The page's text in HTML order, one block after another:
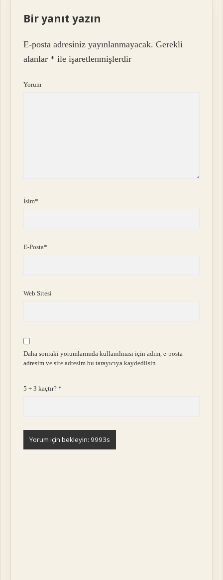
Bir yanıt yazın
E-posta adresiniz yayınlanmayacak. Gerekli
alanlar * ile işaretlenmişlerdir
Yorum
İsim*
E-Posta*
Web Sitesi
Daha sonraki yorumlarımda kullanılması için adım, e-posta
adresim ve site adresim bu tarayıcıya kaydedilsin.
5 + 3 kaçtır?*